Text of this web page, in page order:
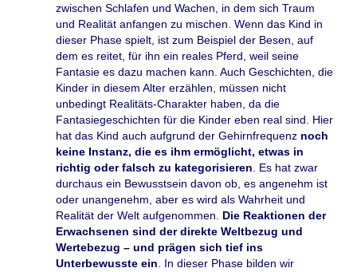
zwischen Schlafen und Wachen, in dem sich Traum
und Realität anfangen zu mischen. Wenn das Kind in
dieser Phase spielt, ist zum Beispiel der Besen, auf
dem es reitet, für ihn ein reales Pferd, weil seine
Fantasie es dazu machen kann. Auch Geschichten, die
Kinder in diesem Alter erzählen, müssen nicht
unbedingt Realitäts-Charakter haben, da die
Fantasiegeschichten für die Kinder eben real sind. Hier
hat das Kind auch aufgrund der Gehirnfrequenz noch
keine Instanz, die es ihm ermöglicht, etwas in
richtig oder falsch zu kategorisieren . Es hat zwar
durchaus ein Bewusstsein davon ob, es angenehm ist
oder unangenehm, aber es wird als Wahrheit und
Realität der Welt aufgenommen. Die Reaktionen der
Erwachsenen sind der direkte Weltbezug und
Wertebezug – und prägen sich tief ins
Unterbewusste ein . In dieser Phase bilden wir